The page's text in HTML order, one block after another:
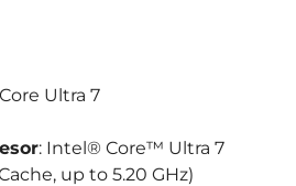
Ultra 7
: Intel® Core™ Ultra 7
up to 5.20 GHz)